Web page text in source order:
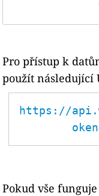
Pro přístup k
použít následující
https://
Pokud vše